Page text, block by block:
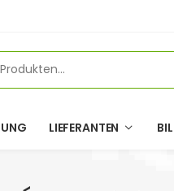
LIEFERANTEN